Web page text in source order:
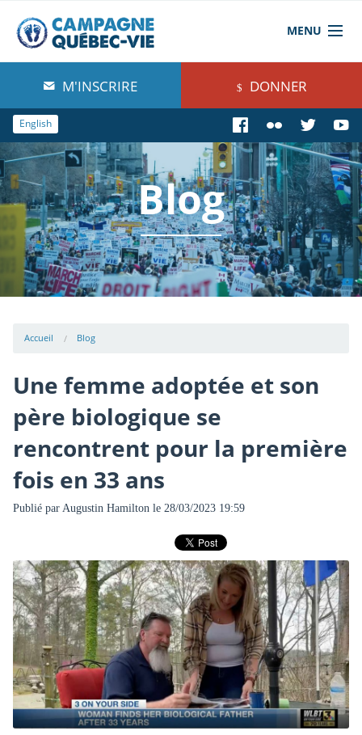
MENU
À propos de nous
Blog
Comprendre
Agir
Boutique
M'INSCRIRE DONNER
English
Blog
Accueil Blog
Une femme adoptée et son
père biologique se
rencontrent pour la première
fois en 33 ans
Publié par Augustin Hamilton le 28/03/2023 19:59